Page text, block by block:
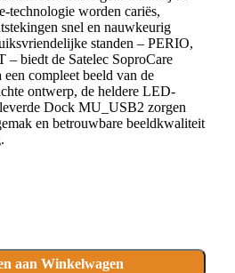
technologie worden cariës,
snel en nauwkeurig
standen – PERIO,
biedt de Satelec SoproCare
compleet beeld van de
ontwerp, de heldere LED-
Dock MU_USB2 zorgen
en betrouwbare beeldkwaliteit
aan Winkelwagen